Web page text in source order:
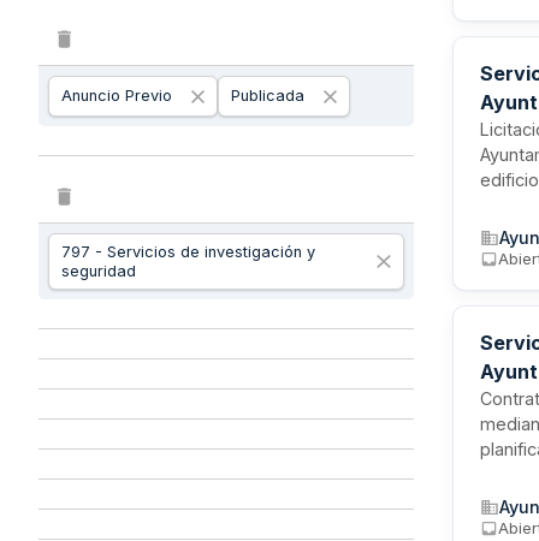
Anuncio Previo Publicada
797 - Servicios de investigación y
seguridad
sus
en los
la Ley